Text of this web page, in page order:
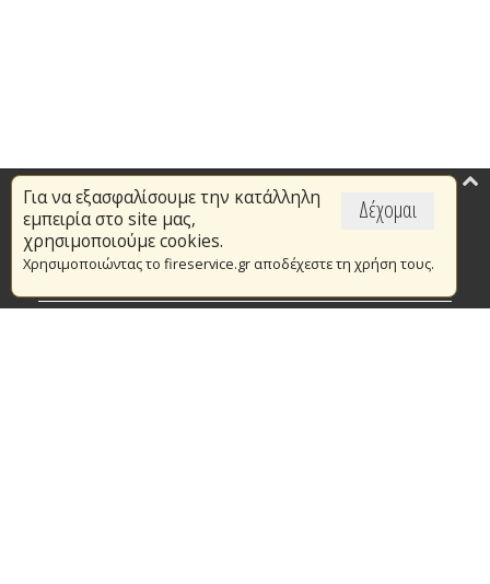
Δέχομαι
Για να εξασφαλίσουμε την κατάλληλη
εμπειρία στο site μας,
χρησιμοποιούμε cookies.
Χρησιμοποιώντας το fireservice.gr αποδέχεστε τη χρήση τους.
Επικαιρότητα
Το Πυροσβεστικό Σώμα